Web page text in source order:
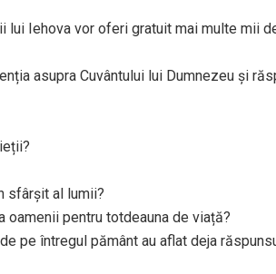
lui Iehova vor oferi gratuit mai multe mii
asupra Cuvântului lui Dumnezeu și
sfârșit al lumii?
oamenii pentru totdeauna de viață?
pe întregul pământ au aflat deja